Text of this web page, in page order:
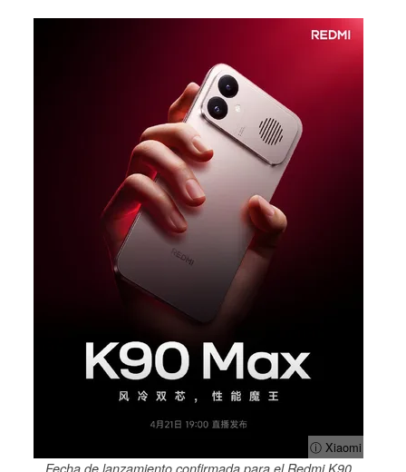
ⓘ Xiaomi